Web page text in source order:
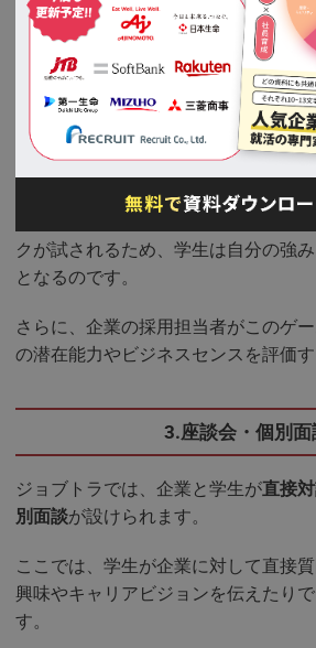
2.ビジネスゲームとグル
ジョブトラの目玉の一つが、実践的
ループワークです。
参加者は複数のチームに分かれ、与
戦略を立てて解決に挑みます。
クが試されるため、学生は自分の強
となるのです。
さらに、企業の採用担当者がこのゲ
の潜在能力やビジネスセンスを評価す
3.座談会・個別面
ジョブトラでは、企業と学生が直接
別面談が設けられます。
ここでは、学生が企業に対して直接
興味やキャリアビジョンを伝えたり
す。